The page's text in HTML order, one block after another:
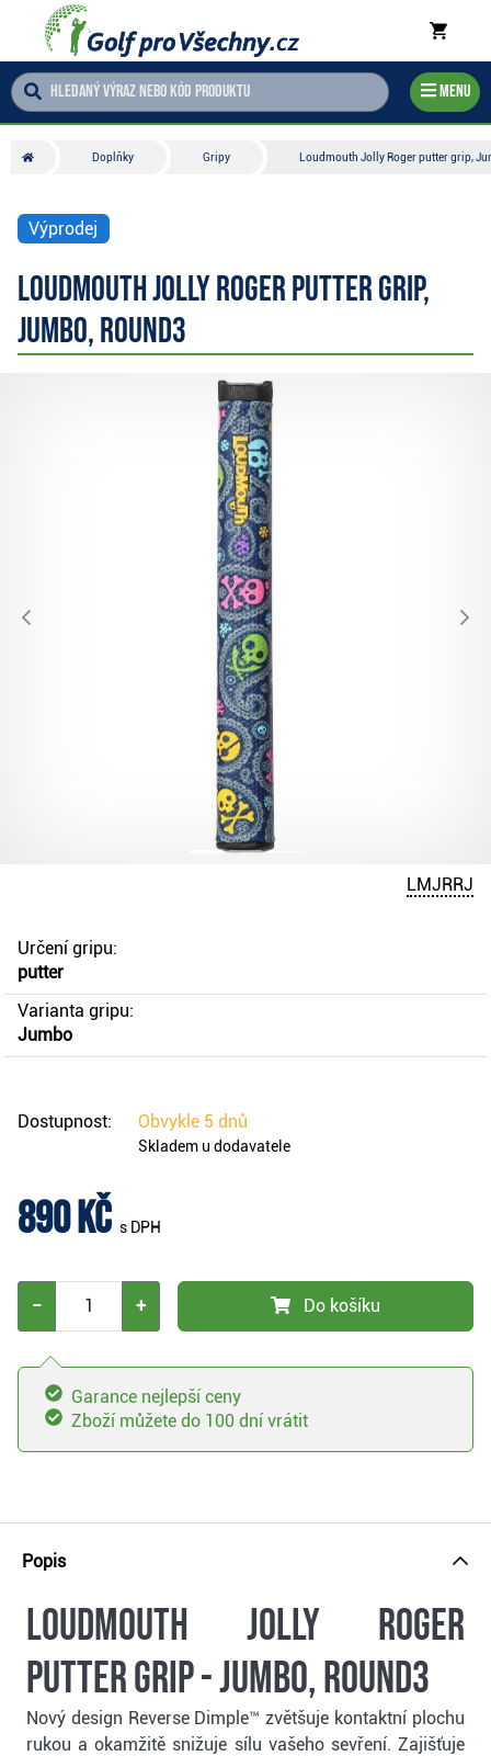
Menu
Doplňky Gripy Loudmouth Jolly Roger putter grip,
Výprodej
Loudmouth Jolly Roger putter grip,
Jumbo, Round3
LMJRRJ
Určení gripu:
putter
Varianta gripu:
Jumbo
Dostupnost: Obvykle 5 dnů
Skladem u dodavatele
890 Kč s DPH
− + Do košíku
Garance nejlepší ceny
Zboží můžete do 100 dní vrátit
Popis
Loudmouth Jolly Roger
putter grip - Jumbo, Round3
Nový design Reverse Dimple™ zvětšuje kontaktní plochu
rukou a okamžitě snižuje sílu vašeho sevření. Zajišťuje